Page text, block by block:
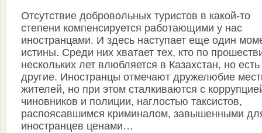
Отсутствие добровольных туристов в какой-то
степени компенсируется работающими у нас
иностранцами. И здесь наступает еще один
истины. Среди них хватает тех, кто по
нескольких лет влюбляется в Казахстан, но есть
другие. Иностранцы отмечают дружелюбие
жителей, но при этом сталкиваются с
чиновников и полиции, наглостью таксистов,
распоясавшимся криминалом, завышенными
иностранцев ценами…